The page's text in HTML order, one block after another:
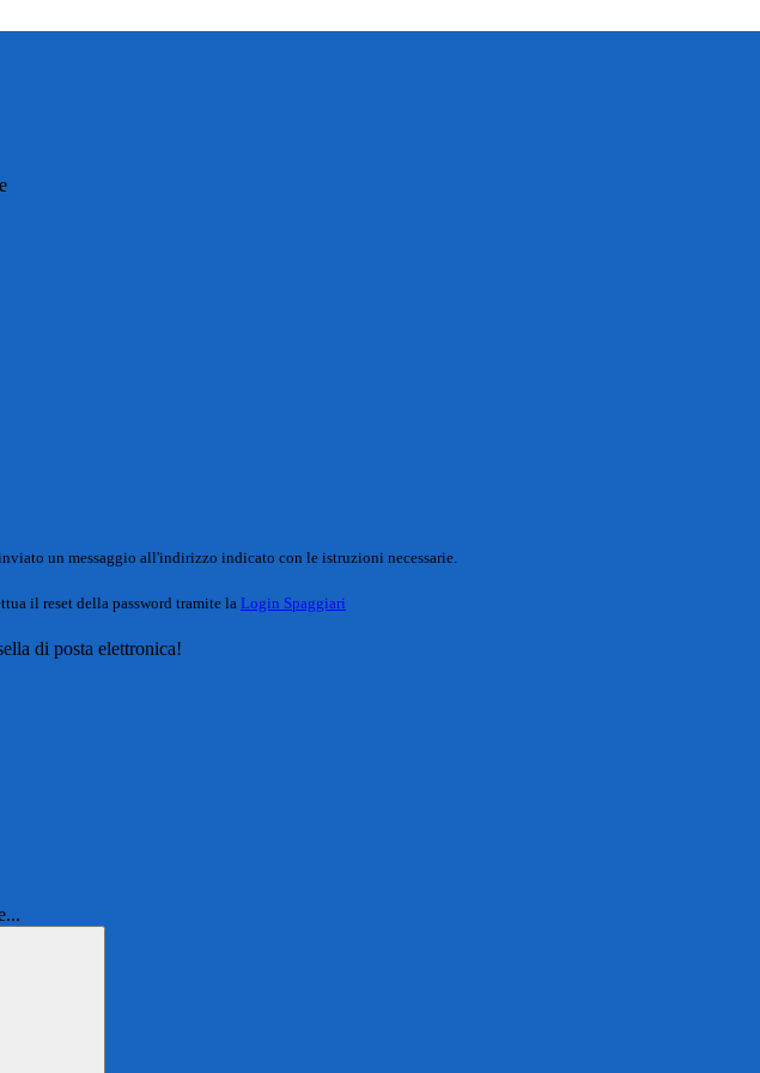
un messaggio all'indirizzo indicato con le istruzioni necessarie.
il reset della password tramite la Login Spaggiari
di posta elettronica!